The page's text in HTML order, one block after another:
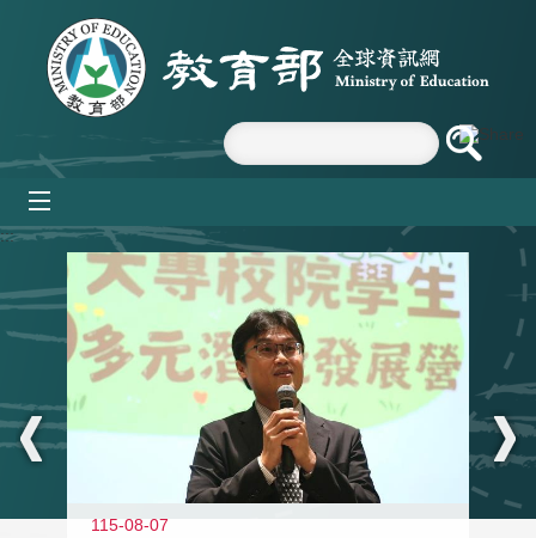
跳到主要內容區塊
:::
115-08-07